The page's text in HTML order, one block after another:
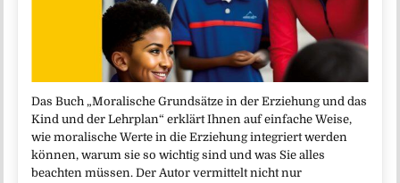
Das Buch „Moralische Grundsätze in der Erziehung und das
Kind und der Lehrplan“ erklärt Ihnen auf einfache Weise,
wie moralische Werte in die Erziehung integriert werden
können, warum sie so wichtig sind und was Sie alles
beachten müssen. Der Autor vermittelt nicht nur